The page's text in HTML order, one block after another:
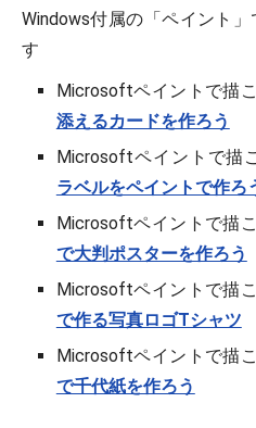
Windows付属の「ペイント」
す
Microsoftペイントで描
添えるカードを作ろう
Microsoftペイントで描
ラベルをペイントで作ろ
Microsoftペイントで描
で大判ポスターを作ろう
Microsoftペイントで描
で作る写真ロゴTシャツ
Microsoftペイントで描
で千代紙を作ろう